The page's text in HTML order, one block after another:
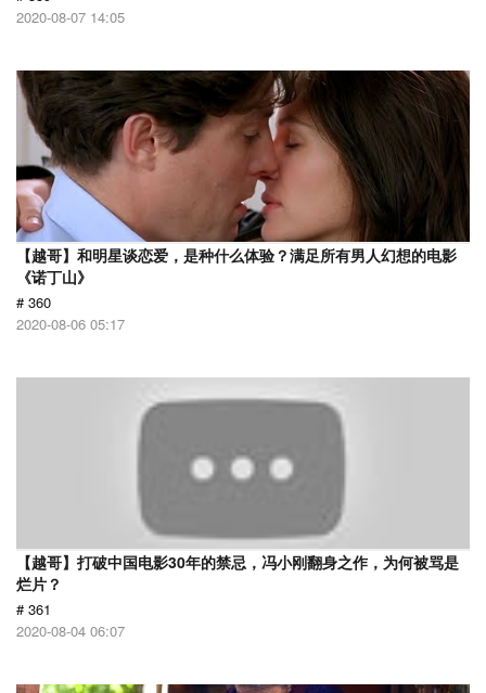
2020-08-07 14:05
【越哥】和明星谈恋爱，是种什么体验？满足所有男人幻想的电影
《诺丁山》
# 360
2020-08-06 05:17
【越哥】打破中国电影30年的禁忌，冯小刚翻身之作，为何被骂是
烂片？
# 361
2020-08-04 06:07